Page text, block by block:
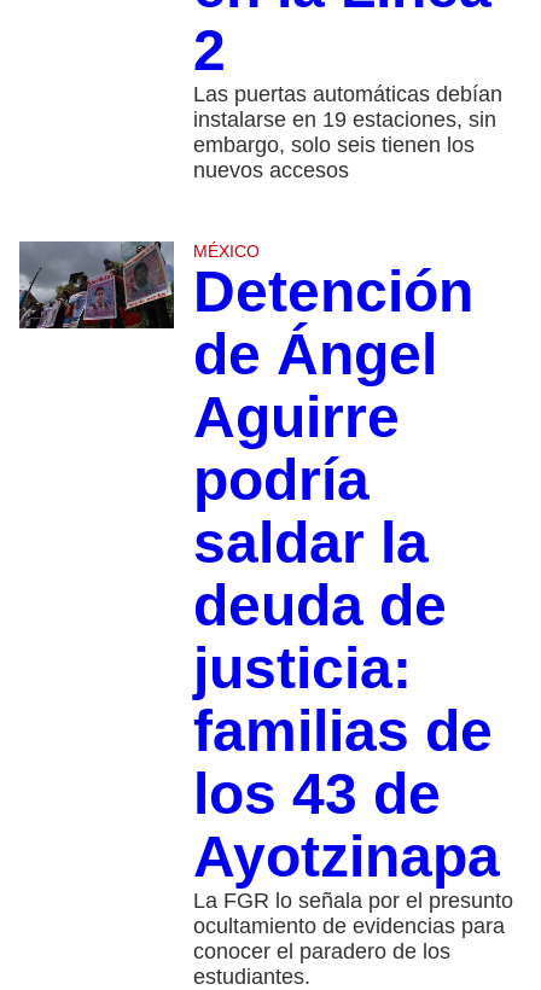
2
Las puertas automáticas debían
instalarse en 19 estaciones, sin
embargo, solo seis tienen los
nuevos accesos
MÉXICO
Detención
de Ángel
Aguirre
podría
saldar la
deuda de
justicia:
familias de
los 43 de
Ayotzinapa
La FGR lo señala por el presunto
ocultamiento de evidencias para
conocer el paradero de los
estudiantes.